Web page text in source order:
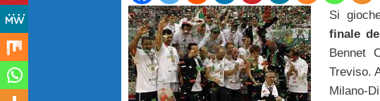
Si
finale
Bennet
Treviso.
Milano-